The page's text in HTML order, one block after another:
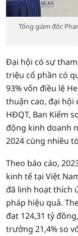
Tổng giám đốc
Đại hội có sự
triệu cổ phần có
93% vốn điều lệ
thuận cao, đại hội
HĐQT, Ban Kiểm
động kinh doanh
2024 cùng nhiều
Theo báo cáo,
kinh tế tại Việt
đã linh hoạt thích
pháp hiệu quả.
đạt 124,31 tỷ
trưởng 21,4% so